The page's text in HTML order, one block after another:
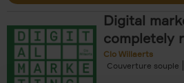
Digital
completely
Clo Willaerts
Couverture souple